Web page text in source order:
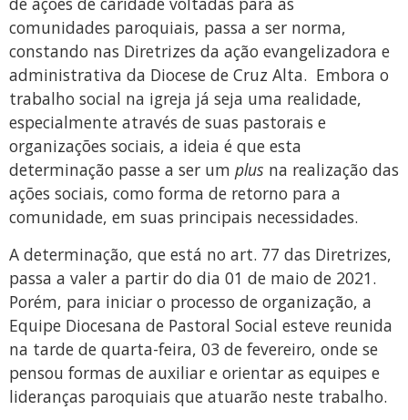
comunidades paroquiais, passa a ser norma,
constando nas Diretrizes da ação evangelizadora e
administrativa da Diocese de Cruz Alta. Embora o
trabalho social na igreja já seja uma realidade,
especialmente através de suas pastorais e
organizações sociais, a ideia é que esta
determinação passe a ser um plus na realização das
ações sociais, como forma de retorno para a
comunidade, em suas principais necessidades.
A determinação, que está no art. 77 das Diretrizes,
passa a valer a partir do dia 01 de maio de 2021.
Porém, para iniciar o processo de organização, a
Equipe Diocesana de Pastoral Social esteve reunida
na tarde de quarta-feira, 03 de fevereiro, onde se
pensou formas de auxiliar e orientar as equipes e
lideranças paroquiais que atuarão neste trabalho.